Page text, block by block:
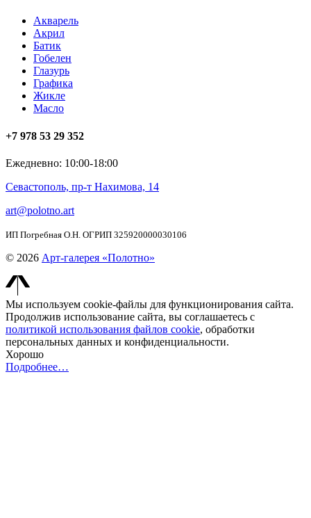
Акварель
Акрил
Батик
Гобелен
Глазурь
Графика
Жикле
Масло
+7 978 53 29 352
Ежедневно: 10:00-18:00
Севастополь, пр-т Нахимова, 14
art@polotno.art
ИП Погребная О.Н. ОГРИП 325920000030106
© 2026 Арт-галерея «Полотно»
Мы используем cookie-файлы для функционирования сайта.
Продолжив использование сайта, вы соглашаетесь с
политикой использования файлов cookie, обработки
персональных данных и конфиденциальности.
Хорошо
Подробнее…